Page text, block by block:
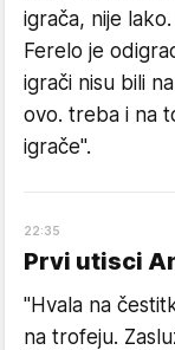
igrača, nije
Ferelo je
igrači nisu bili
ovo. treba i na
igrače".
22:35
Prvi utisci
"Hvala na
na trofeju.